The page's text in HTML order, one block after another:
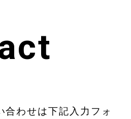
合わせは下記入力フォ